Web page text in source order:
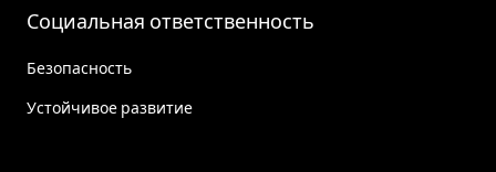
Социальная ответственность
Безопасность
Устойчивое развитие